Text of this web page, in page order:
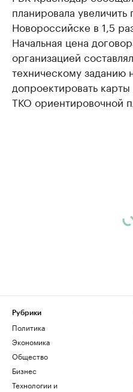
планировала
Новороссийске в 1,5
Начальная цена
организацией
техническому заданию
допроектировать
ТКО ориентировочной
Рубрики
Политика
Экономика
Общество
Бизнес
Технологии и